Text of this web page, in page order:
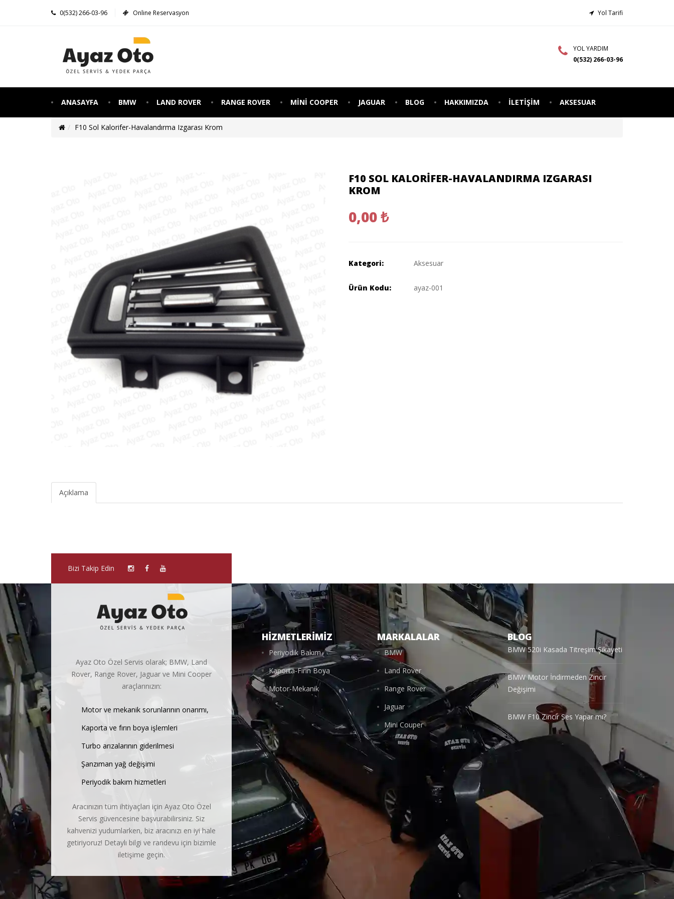
0(532) 266-03-96 Online Reservasyon Yol Tarifi
Oto
Servisi
YOL YARDIM
0(532) 266-03-96
ANASAYFA BMW LAND ROVER RANGE ROVER MINI COOPER JAGUAR BLOG HAKKIMIZDA İLETIŞIM AKSESUAR
F10 Sol Kalorifer-Havalandırma Izgarası Krom
F10 SOL KALORIFER-HAVALANDIRMA IZGARASI
KROM
0,00 ₺
Kategori: Aksesuar
Ürün Kodu: ayaz-001
Açıklama
Bizi Takip Edin
Ayaz Oto Özel Servis olarak; BMW, Land
Rover, Range Rover, Jaguar ve Mini Cooper
araçlarınızın:
Motor ve mekanik sorunlarının onarımı,
Kaporta ve fırın boya işlemleri
Turbo arızalarının giderilmesi
Şanzıman yağ değişimi
Periyodik bakım hizmetleri
Aracınızın tüm ihtiyaçları için Ayaz Oto Özel
Servis güvencesine başvurabilirsiniz. Siz
kahvenizi yudumlarken, biz aracınızı en iyi hale
getiriyoruz! Detaylı bilgi ve randevu için bizimle
iletişime geçin.
HIZMETLERIMIZ
Periyodik Bakım
Kaporta-Fırın Boya
Motor-Mekanik
MARKALALAR
BMW
Land Rover
Range Rover
Jaguar
Mini Couper
BLOG
BMW 520i Kasada Titreşim Şikayeti
BMW Motor İndirmeden Zincir
Değişimi
BMW F10 Zincir Ses Yapar mı?